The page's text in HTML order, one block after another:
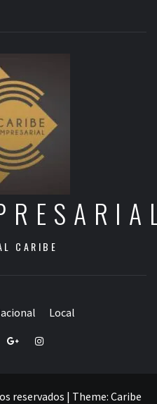
CARIBE
Local
Google+Instagram
reservados | Theme: Caribe